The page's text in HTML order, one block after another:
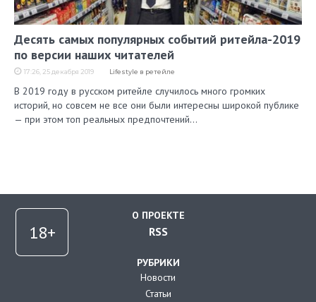
Десять самых популярных событий ритейла-2019
по версии наших читателей
17:26, 25 декабря 2019 Lifestyle в ретейле
В 2019 году в русском ритейле случилось много громких
историй, но совсем не все они были интересны широкой публике
— при этом топ реальных предпочтений…
О ПРОЕКТЕ
RSS
РУБРИКИ
Новости
Статьи